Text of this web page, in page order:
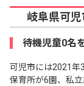
岐阜県可
待機児童0名
可児市には2021年
保育所が6園、私